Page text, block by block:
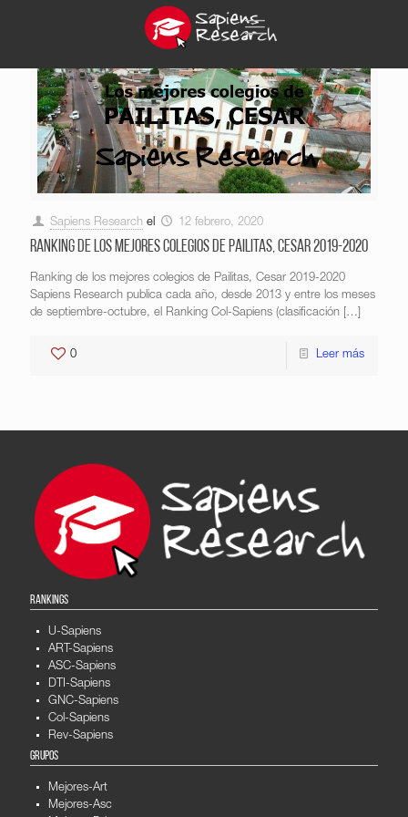
Sapiens Research el 12 febrero, 2020
Ranking de los mejores colegios de Pailitas, Cesar 2019-2020
Ranking de los mejores colegios de Pailitas, Cesar 2019-2020
Sapiens Research publica cada año, desde 2013 y entre los meses
de septiembre-octubre, el Ranking Col-Sapiens (clasificación […]
0 Leer más
RANKINGS
U-Sapiens
ART-Sapiens
ASC-Sapiens
DTI-Sapiens
GNC-Sapiens
Col-Sapiens
Rev-Sapiens
GRUPOS
Mejores-Art
Mejores-Asc